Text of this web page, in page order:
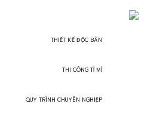
THIẾT KẾ ĐỘC BẢN
THI CÔNG TỈ MỈ
QUY TRÌNH CHUYÊN NGHIỆP